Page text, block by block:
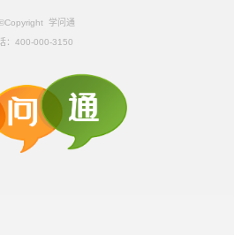
学问通
： 400-000-3150